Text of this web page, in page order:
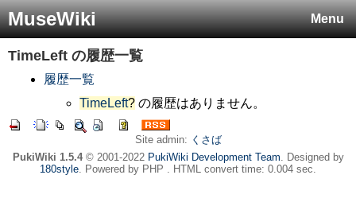
Menu
MuseWiki
TimeLeft の履歴一覧
履歴一覧
TimeLeft? の履歴はありません。
Site admin: くさば
PukiWiki 1.5.4© 2001-2022 PukiWiki Development Team. Designed by
180style. Powered by PHP . HTML convert time: 0.004 sec.